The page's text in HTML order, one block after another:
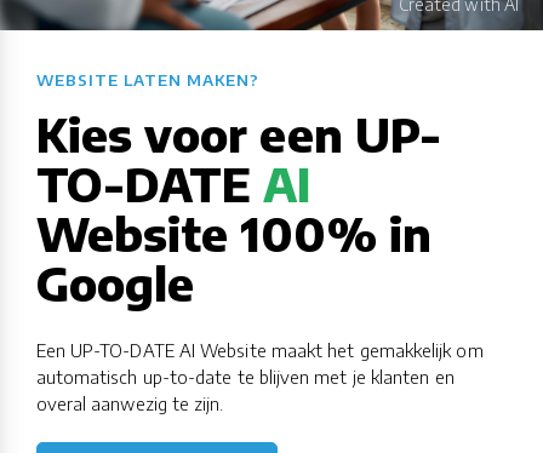
WEBSITE LATEN MAKEN?​​​​​​​​​​​​​​
Kies voor een UP-
TO-DATE AI
Website 100% in
Google
Een UP-TO-DATE AI Website maakt het gemakkelijk om
automatisch up-to-date te blijven met je klanten en
overal aanwezig te zijn.